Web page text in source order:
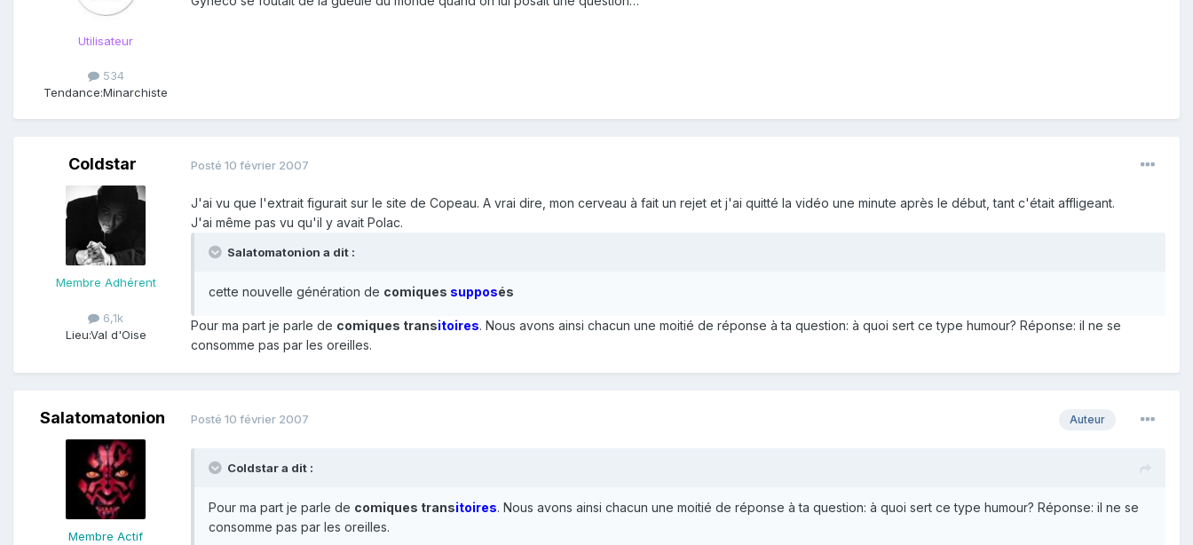
Utilisateur
534
Tendance:Minarchiste
Coldstar
Membre Adhérent
6,1k
Lieu:Val d'Oise
Posté 10 février 2007
J'ai vu que l'extrait figurait sur le site de Copeau. A vrai dire, mon cerveau à fait un rejet et j'ai quitté la vidéo une minute après le début, tant c'était affligeant.
J'ai même pas vu qu'il y avait Polac.
Salatomatonion a dit :
cette nouvelle génération de comiques supposés
Pour ma part je parle de comiques transitoires. Nous avons ainsi chacun une moitié de réponse à ta question: à quoi sert ce type humour? Réponse: il ne se
consomme pas par les oreilles.
Salatomatonion
Membre Actif
Auteur
Posté 10 février 2007
Coldstar a dit :
Pour ma part je parle de comiques transitoires. Nous avons ainsi chacun une moitié de réponse à ta question: à quoi sert ce type humour? Réponse: il ne se
consomme pas par les oreilles.